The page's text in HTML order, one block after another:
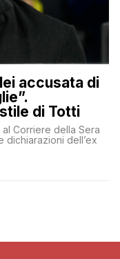
accusata di
di Totti
al Corriere della Sera
dichiarazioni dell’ex